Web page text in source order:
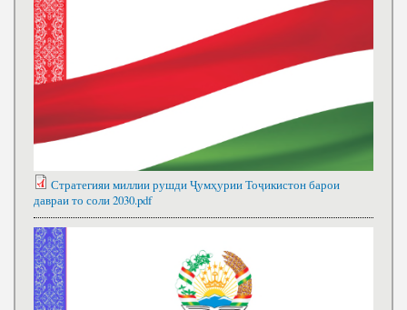
Стратегияи миллии рушди Ҷумҳурии Тоҷикистон барои
давраи то соли 2030.pdf